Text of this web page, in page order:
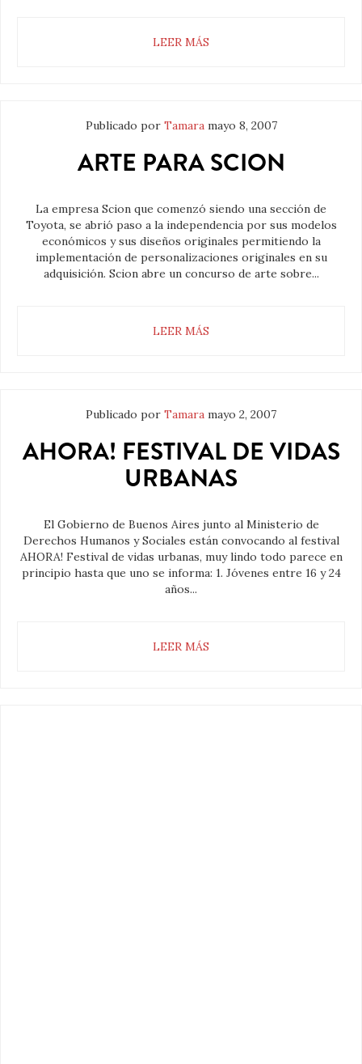
LEER MÁS
Publicado por Tamara mayo 8, 2007
ARTE PARA SCION
La empresa Scion que comenzó siendo una sección de
Toyota, se abrió paso a la independencia por sus modelos
económicos y sus diseños originales permitiendo la
implementación de personalizaciones originales en su
adquisición. Scion abre un concurso de arte sobre...
LEER MÁS
Publicado por Tamara mayo 2, 2007
AHORA! FESTIVAL DE VIDAS
URBANAS
El Gobierno de Buenos Aires junto al Ministerio de
Derechos Humanos y Sociales están convocando al festival
AHORA! Festival de vidas urbanas, muy lindo todo parece en
principio hasta que uno se informa: 1. Jóvenes entre 16 y 24
años...
LEER MÁS